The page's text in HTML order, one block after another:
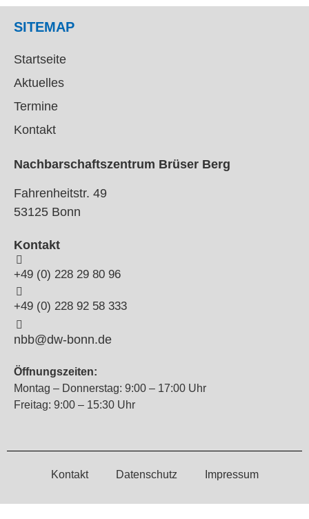
SITEMAP
Startseite
Aktuelles
Termine
Kontakt
Nachbarschaftszentrum Brüser Berg
Fahrenheitstr. 49
53125 Bonn
Kontakt
+49 (0) 228 29 80 96
+49 (0) 228 92 58 333
nbb@dw-bonn.de
Öffnungszeiten:
Montag – Donnerstag: 9:00 – 17:00 Uhr
Freitag: 9:00 – 15:30 Uhr
Kontakt Datenschutz Impressum